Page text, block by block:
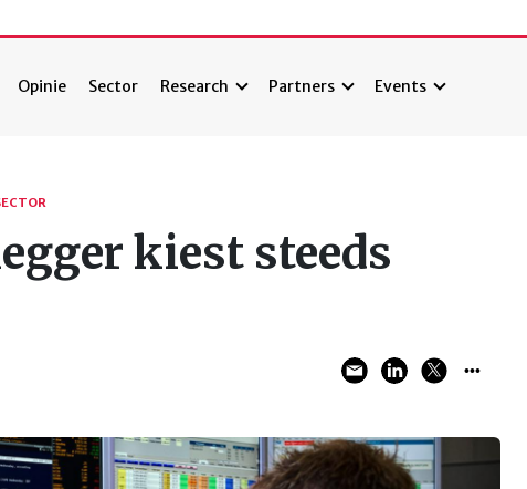
Opinie Sector Research Partners Events
kiest steeds